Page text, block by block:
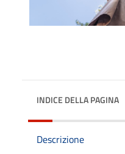
INDICE DELLA PAGINA
Descrizione